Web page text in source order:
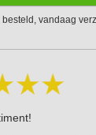
vandaag